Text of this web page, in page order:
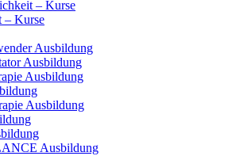
– Kurse
– Kurse
Ausbildung
Ausbildung
Ausbildung
Ausbildung
Ausbildung